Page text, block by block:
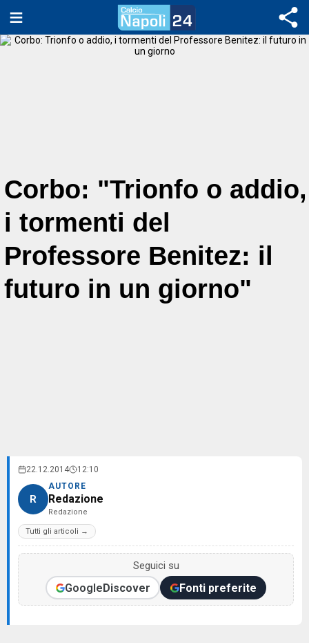
Corbo: "Trionfo o addio,
i tormenti del
Professore Benitez: il
futuro in un giorno"
22.12.2014 12:10
R
AUTORE
Redazione
Redazione
Tutti gli articoli →
Seguici su
GoogleDiscover Fonti preferite